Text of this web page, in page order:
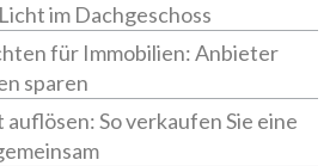
im Dachgeschoss
für Immobilien: Anbieter
sparen
So verkaufen Sie eine